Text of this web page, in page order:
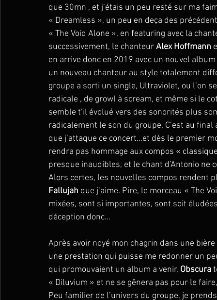
que 30mn , et j’étais un peu resté sur ma
« Dreamless », un peu en deça des
« The Void Alone », en featuring avec la
successivement, le chanteur Alex Hoffmann
en arrive donc en 2019 avec un nouvel
un nouveau chanteur au style totalement
groupe a sorti un single, Ultraviolet, ou l’on
radicale , de growl à scream, et même si le
semble t’il évolué vers des sonorités plus
radicalement le son du groupe. C’est au
que j’attaque ce concert…et dès le premier
rendra pas hommage aux compos «
presque inaudibles, et le chant d’Antonio ne
Alors certes, les nouvelles compos rendent
Fallujah que j’aime. Pire, le morceau « The
mixées, sont si importantes, sont soit
déception donc…
Après avoir noyé mon chagrin dans une
une prestation qui puisse me redonner un
qui promouvaient un album a venir, Obscura
« Diluvium » et ne se gênera pas pour le
Peu familier de l’univers du groupe, je